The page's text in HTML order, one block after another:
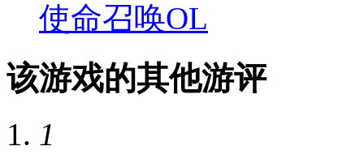
使命召唤OL
该游戏的其他游评
1